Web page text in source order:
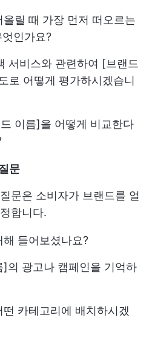
릴 때 가장 먼저 떠오르는
인가요?
서비스와 관련하여 [브랜드
로 어떻게 평가하시겠습니
이름]을 어떻게 비교한다
문
문은 소비자가 브랜드를 얼
합니다.
들어보셨나요?
의 광고나 캠페인을 기억하
카테고리에 배치하시겠